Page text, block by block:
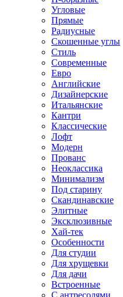
Угловые
Прямые
Радиусные
Скошенные углы
Стиль
Современные
Евро
Английские
Дизайнерские
Итальянские
Кантри
Классические
Лофт
Модерн
Прованс
Неоклассика
Минимализм
Под старину
Скандинавские
Элитные
Эксклюзивные
Хай-тек
Особенности
Для студии
Для хрущевки
Для дачи
Встроенные
С антресолями